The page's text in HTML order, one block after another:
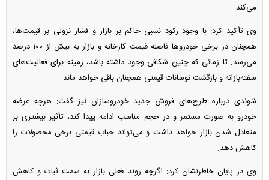
می‌کند.
وی تأکید کرد: با وجود رکود نسبی حاکم بر بازار و فشار نزولی بر قیمت‌ها،
همچنان در برخی خودرو‌ها فاصله قیمت کارخانه و بازار به بیش از ۱۰۰ درصد
می‌رسد. تا زمانی که چنین شکافی وجود داشته باشد، زمینه برای فعالیت‌های
سفته‌بازانه و بازگشت نوسانات قیمتی همچنان باقی خواهد ماند.
شوندی درباره طرح‌های فروش جدید خودروسازان نیز گفت: هرچه عرضه
خودرو به صورت مستمر و در حجم مناسب ادامه پیدا کند، تأثیر بیشتری بر
متعادل شدن بازار خواهد داشت و می‌تواند حباب قیمتی برخی محصولات را
کاهش دهد.
وی در پایان خاطرنشان کرد: اگرچه روند فعلی بازار به سمت ثبات و کاهش